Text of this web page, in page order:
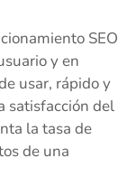
SEO
y en
usar, rápido y
satisfacción del
la tasa de
de una